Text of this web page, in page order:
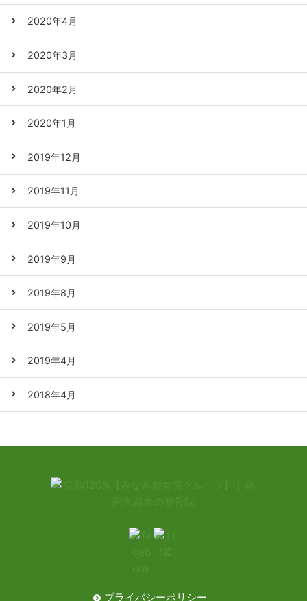
2020年4月
2020年3月
2020年2月
2020年1月
2019年12月
2019年11月
2019年10月
2019年9月
2019年8月
2019年5月
2019年4月
2018年4月
プライバシーポリシー